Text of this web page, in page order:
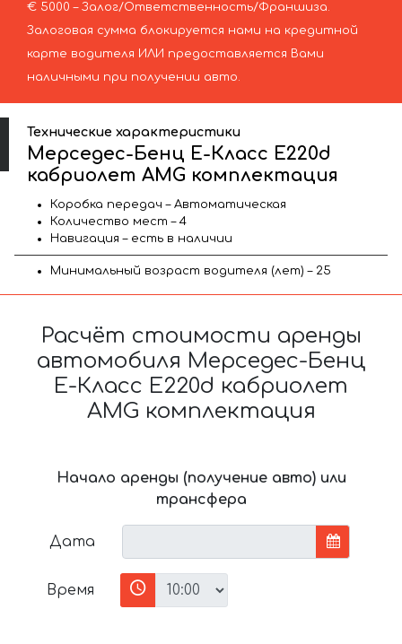
€ 5000 – Залог/Ответственность/Франшиза.
Залоговая сумма блокируется нами на кредитной
карте водителя ИЛИ предоставляется Вами
наличными при получении авто.
Технические характеристики
Мерседес-Бенц E-Класс E220d
кабриолет AMG комплектация
Коробка передач – Автоматическая
Количество мест – 4
Навигация – есть в наличии
Минимальный возраст водителя (лет) – 25
Расчёт стоимости аренды
автомобиля Мерседес-Бенц
E-Класс E220d кабриолет
AMG комплектация
Начало аренды (получение авто) или
трансфера
Дата
Время